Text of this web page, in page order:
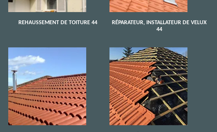
REHAUSSEMENT DE TOITURE 44
RÉPARATEUR, INSTALLATEUR DE VELUX
44